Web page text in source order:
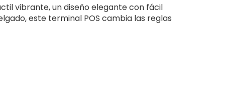
vibrante, un diseño elegante con fácil
este terminal POS cambia las reglas